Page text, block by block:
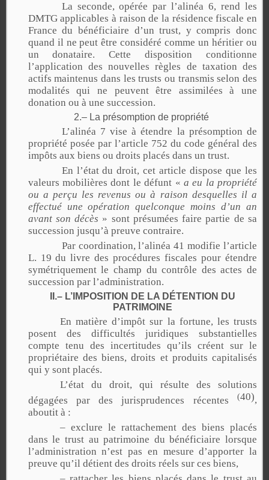
La seconde, opérée par l’alinéa 6, rend les
DMTG applicables à raison de la résidence fiscale en
France du bénéficiaire d’un trust, y compris donc
quand il ne peut être considéré comme un héritier ou
un donataire. Cette disposition conditionne
l’application des nouvelles règles de taxation des
actifs maintenus dans les trusts ou transmis selon des
modalités qui ne peuvent être assimilées à une
donation ou à une succession.
2.– La présomption de propriété
L’alinéa 7 vise à étendre la présomption de
propriété posée par l’article 752 du code général des
impôts aux biens ou droits placés dans un trust.
En l’état du droit, cet article dispose que les
valeurs mobilières dont le défunt « a eu la propriété
ou a perçu les revenus ou à raison desquelles il a
effectué une opération quelconque moins d’un an
avant son décès » sont présumées faire partie de sa
succession jusqu’à preuve contraire.
Par coordination, l’alinéa 41 modifie l’article
L. 19 du livre des procédures fiscales pour étendre
symétriquement le champ du contrôle des actes de
succession par l’administration.
II.– L’IMPOSITION DE LA DÉTENTION DU
PATRIMOINE
En matière d’impôt sur la fortune, les trusts
posent des difficultés juridiques substantielles
compte tenu des incertitudes qu’ils créent sur le
propriétaire des biens, droits et produits capitalisés
qui y sont placés.
L’état du droit, qui résulte des solutions
dégagées par des jurisprudences récentes (40),
aboutit à :
– exclure le rattachement des biens placés
dans le trust au patrimoine du bénéficiaire lorsque
l’administration n’est pas en mesure d’apporter la
preuve qu’il détient des droits réels sur ces biens,